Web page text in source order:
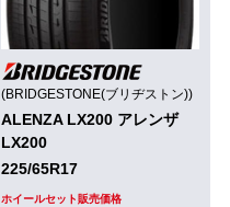
(BRIDGESTONE(ブリヂストン))
ALENZA LX200 アレンザ
LX200
225/65R17
ホイールセット販売価格